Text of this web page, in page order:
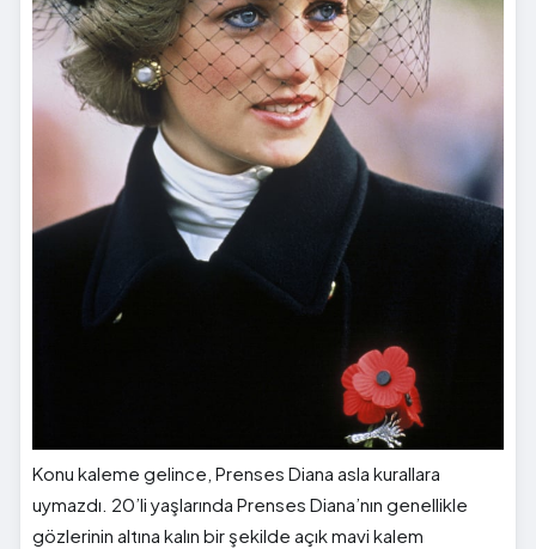
Konu kaleme gelince, Prenses Diana asla kurallara
uymazdı. 20’li yaşlarında Prenses Diana’nın genellikle
gözlerinin altına kalın bir şekilde açık mavi kalem